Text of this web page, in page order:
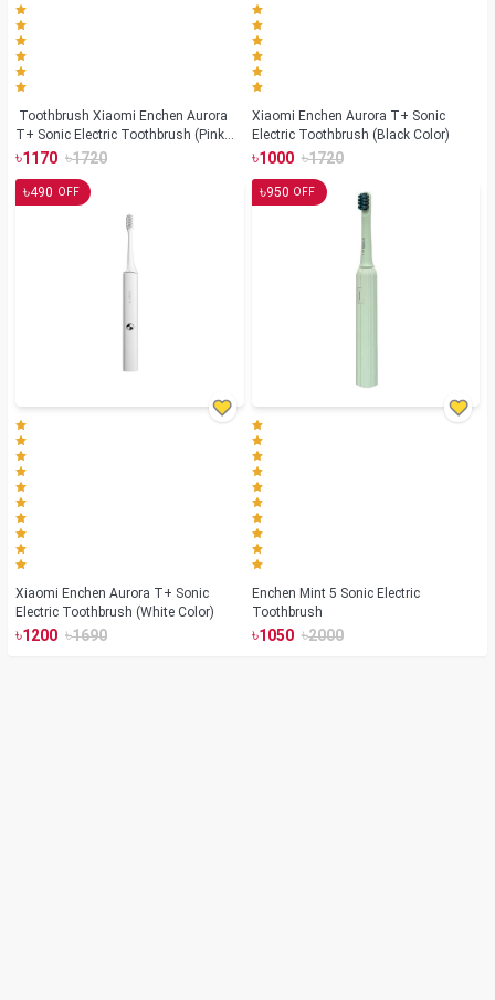
Toothbrush Xiaomi Enchen Aurora
T+ Sonic Electric Toothbrush (Pink
Color)
৳1170 ৳1720
Xiaomi Enchen Aurora T+ Sonic
Electric Toothbrush (Black Color)
৳1000 ৳1720
৳490 OFF
Xiaomi Enchen Aurora T+ Sonic
Electric Toothbrush (White Color)
৳1200 ৳1690
৳950 OFF
Enchen Mint 5 Sonic Electric
Toothbrush
৳1050 ৳2000